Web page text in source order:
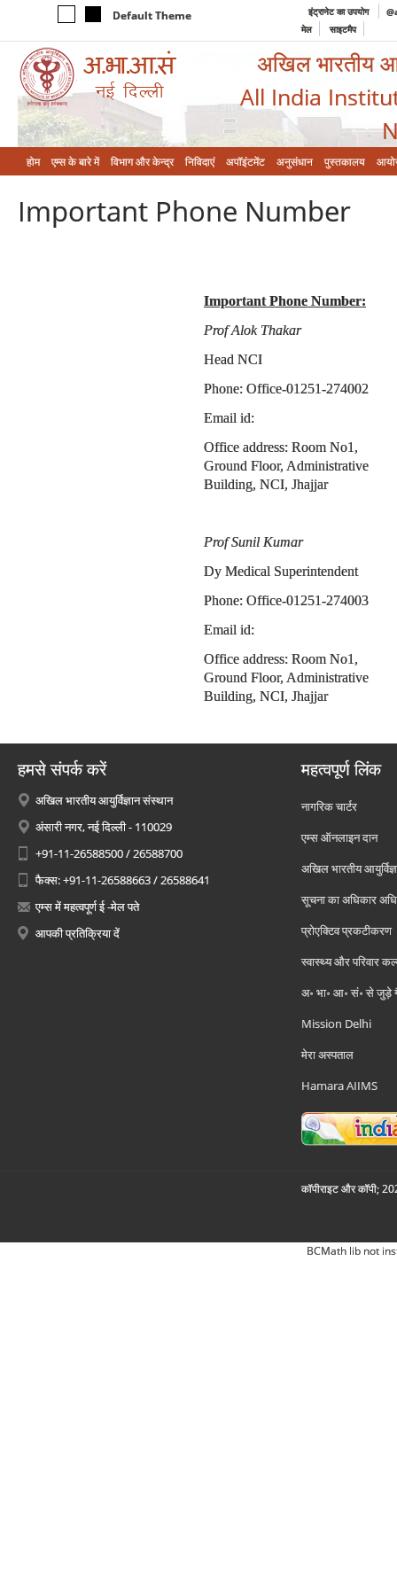
Default Theme इंट्रानेट का उपयोग
मेल
साइटमैप
अखिल भारतीय
All India
होम एम्‍स के बारे में विभाग और केन्‍द्र निविदाएं अपॉइंटमेंट अनुसंधान पुस्तकालय
Important Phone Number
Important Phone Number:
Prof Alok Thakar
Head NCI
Phone: Office-01251-274002
Email id:
Office address: Room No1,
Ground Floor, Administrative
Building, NCI, Jhajjar
Prof Sunil Kumar
Dy Medical Superintendent
Phone: Office-01251-274003
Email id:
Office address: Room No1,
Ground Floor, Administrative
Building, NCI, Jhajjar
हमसे संपर्क करें
अखिल भारतीय आयुर्विज्ञान संस्थान
अंसारी नगर, नई दिल्ली - 110029
+91-11-26588500 / 26588700
फैक्स: +91-11-26588663 / 26588641
एम्स में महत्वपूर्ण ई -मेल पते
आपकी प्रतिक्रिया दें
महत्वपूर्ण लिंक
नागरिक चार्टर
एम्स ऑनलाइन दान
अखिल भारतीय
सूचना का अधिकार
प्रोएक्टिव प्रकटीकरण
स्वास्थ्य और परिवार
अ॰ भा॰ आ॰ सं॰ से जुड़े
Mission Delhi
मेरा अस्पताल
Hamara AIIMS
कॉपीराइट और कॉपी;
BCMath lib not